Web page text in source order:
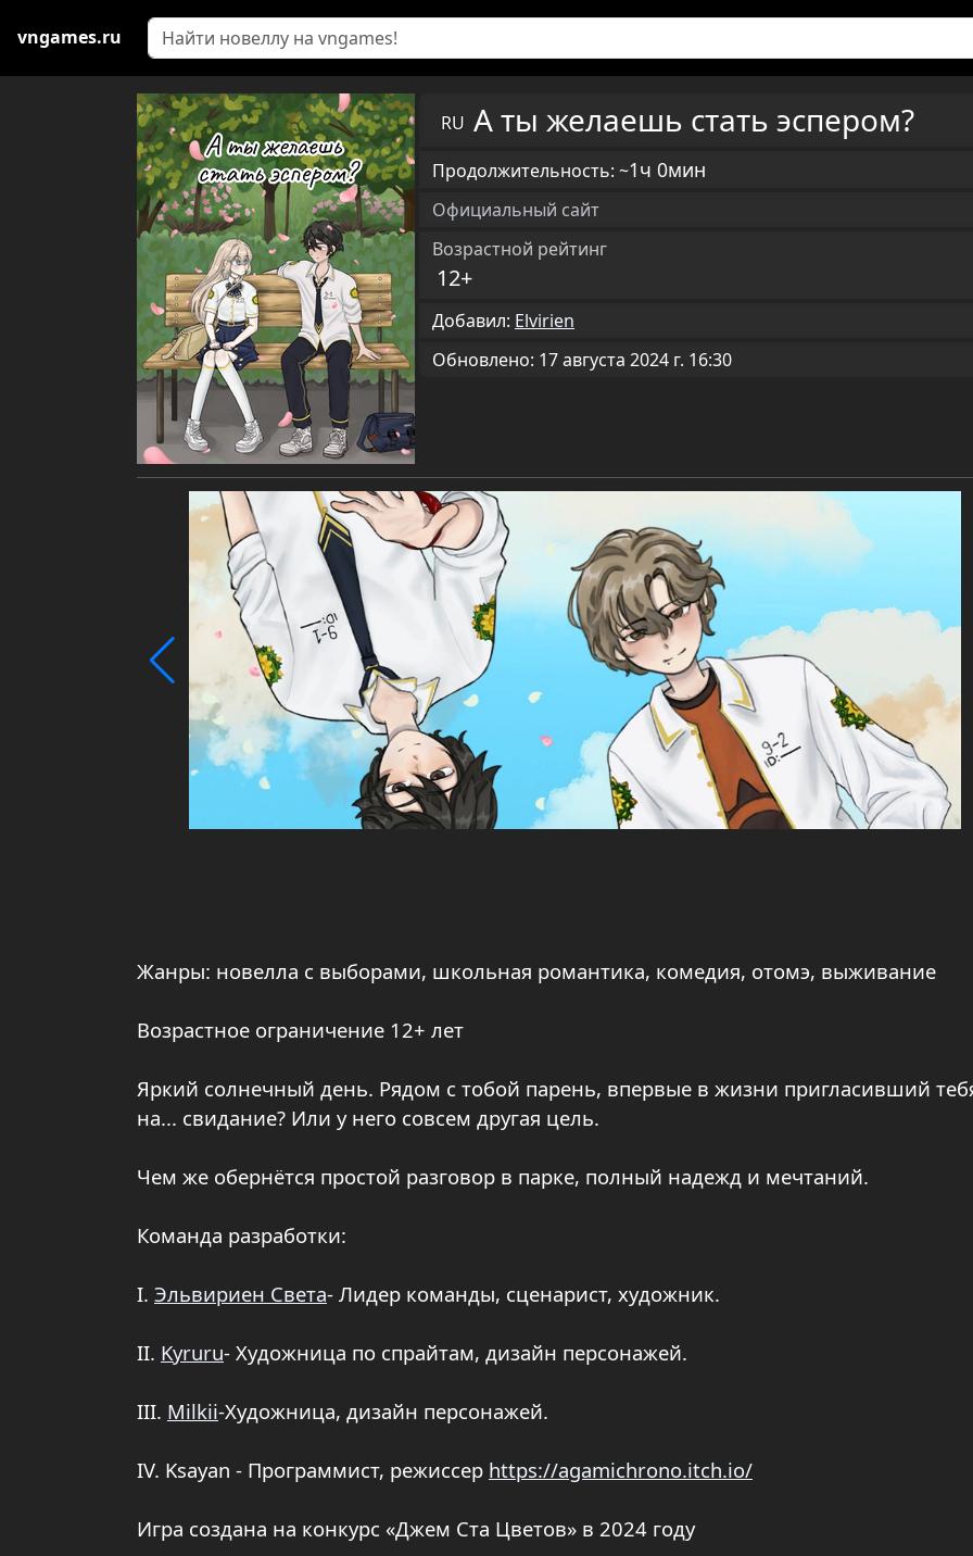
vngames.ru
RU А ты желаешь стать эспером?
Продолжительность: ~1ч 0мин
Официальный сайт
Возрастной рейтинг
12+
Добавил: Elvirien
Обновлено: 17 августа 2024 г. 16:30
Жанры: новелла с выборами, школьная романтика, комедия, отомэ, выживание
Возрастное ограничение 12+ лет
Яркий солнечный день. Рядом с тобой парень, впервые в жизни пригласивший
на... свидание? Или у него совсем другая цель.
Чем же обернётся простой разговор в парке, полный надежд и мечтаний.
Команда разработки:
I. Эльвириен Света- Лидер команды, сценарист, художник.
II. Kyruru- Художница по спрайтам, дизайн персонажей.
III. Milkii-Художница, дизайн персонажей.
IV. Ksayan - Программист, режиссер https://agamichrono.itch.io/
Игра создана на конкурс «Джем Ста Цветов» в 2024 году